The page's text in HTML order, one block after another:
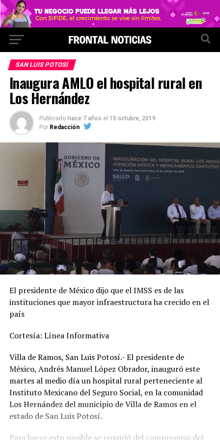
SAN LUIS POTOSÍ
Inaugura AMLO el hospital rural en
Los Hernández
Publicado Hace 7 años el 15 octubre, 2019
Por Redacción
El presidente de México dijo que el IMSS es de las
instituciones que mayor infraestructura ha crecido en el
país
Cortesía: Línea Informativa
Villa de Ramos, San Luis Potosí.- El presidente de
México, Andrés Manuel López Obrador, inauguró este
martes al medio día un hospital rural perteneciente al
Instituto Mexicano del Seguro Social, en la comunidad
Los Hernández del municipio de Villa de Ramos en el
estado de San Luis Potosí.
Para hacer esto posible se requirió del compromiso del